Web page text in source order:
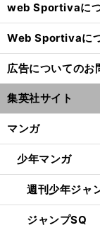
web Sportivaに
Web Sportivaに
広告についてのお
集英社サイト
マンガ
少年マンガ
週刊少年ジャ
ジャンプSQ